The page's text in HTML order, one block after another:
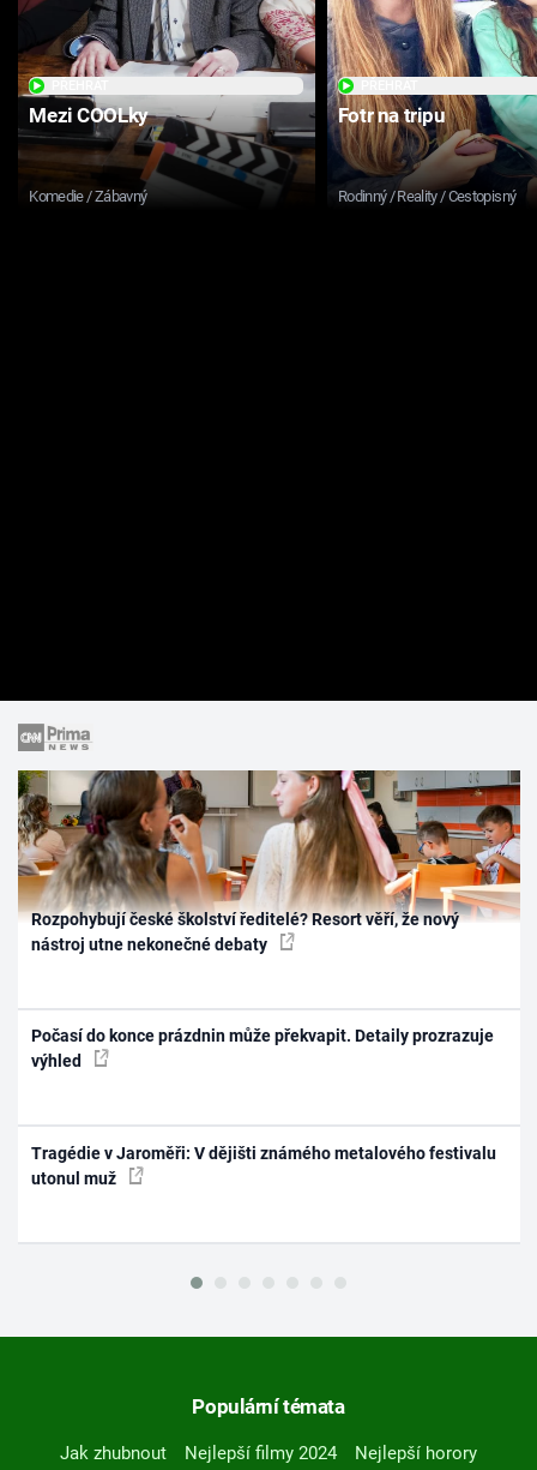
Mezi COOLky
Komedie / Zábavný
Fotr na tripu
Rodinný / Reality / Cestopisný
Rozpohybují české školství ředitelé? Resort věří, že nový
nástroj utne nekonečné debaty
Počasí do konce prázdnin může překvapit. Detaily prozrazuje
výhled
Tragédie v Jaroměři: V dějišti známého metalového festivalu
utonul muž
Populární témata
Jak zhubnout Nejlepší filmy 2024 Nejlepší horory